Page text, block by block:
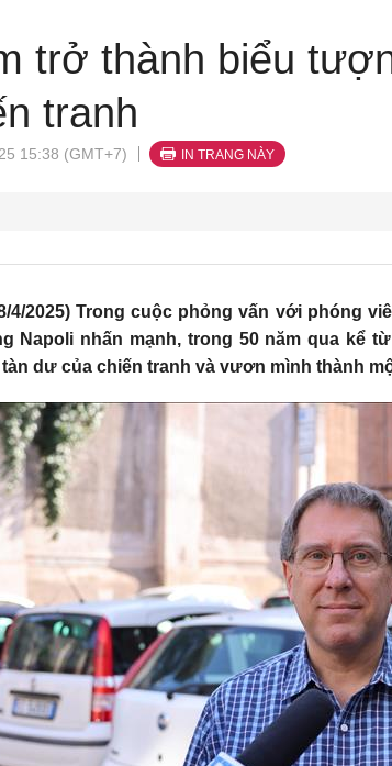
trở thành biểu
tranh
15:38 (GMT+7) IN TRANG NÀY
4/2025) Trong cuộc phỏng vấn với phóng
Napoli nhấn mạnh, trong 50 năm qua kể
dư của chiến tranh và vươn mình thành